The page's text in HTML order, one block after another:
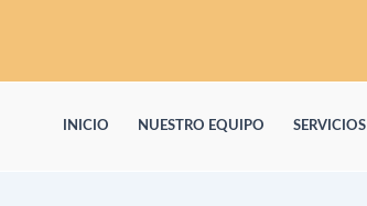
INICIO NUESTRO EQUIPO SERVICIOS